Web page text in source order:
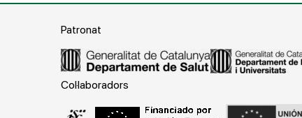
Patronat
Col·laboradors